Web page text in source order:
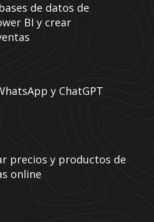
de datos de
BI y crear
y ChatGPT
precios y productos de
online